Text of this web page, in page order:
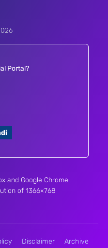
Portal?
and Google Chrome
of 1366×768
Disclaimer Archive